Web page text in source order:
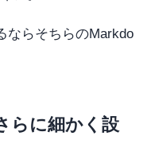
ならそちらのMarkdo
らに細かく設